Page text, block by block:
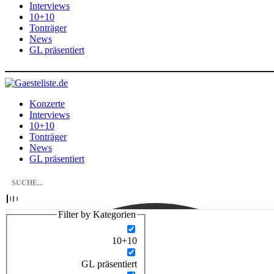
Interviews
10+10
Tonträger
News
GL präsentiert
Konzerte
Interviews
10+10
Tonträger
News
GL präsentiert
Filter by Kategorien
10+10
GL präsentiert